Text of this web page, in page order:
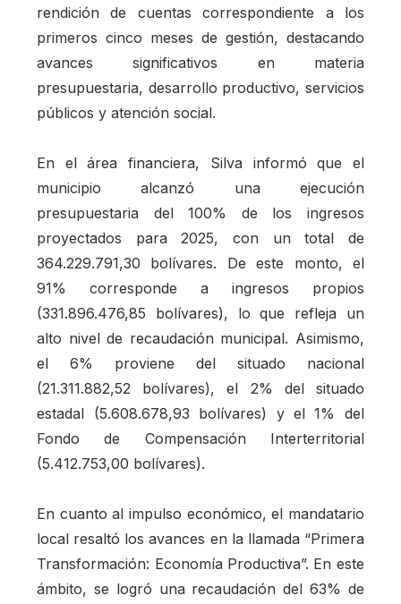
rendición de cuentas correspondiente a los
primeros cinco meses de gestión, destacando
avances significativos en materia
presupuestaria, desarrollo productivo, servicios
públicos y atención social.
En el área financiera, Silva informó que el
municipio alcanzó una ejecución
presupuestaria del 100% de los ingresos
proyectados para 2025, con un total de
364.229.791,30 bolívares. De este monto, el
91% corresponde a ingresos propios
(331.896.476,85 bolívares), lo que refleja un
alto nivel de recaudación municipal. Asimismo,
el 6% proviene del situado nacional
(21.311.882,52 bolívares), el 2% del situado
estadal (5.608.678,93 bolívares) y el 1% del
Fondo de Compensación Interterritorial
(5.412.753,00 bolívares).
En cuanto al impulso económico, el mandatario
local resaltó los avances en la llamada “Primera
Transformación: Economía Productiva”. En este
ámbito, se logró una recaudación del 63% de